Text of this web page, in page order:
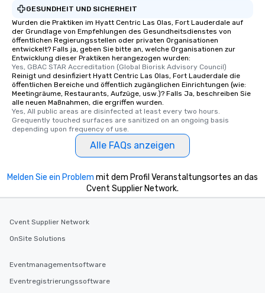
GESUNDHEIT UND SICHERHEIT
Wurden die Praktiken im Hyatt Centric Las Olas, Fort Lauderdale auf
der Grundlage von Empfehlungen des Gesundheitsdienstes von
öffentlichen Regierungsstellen oder privaten Organisationen
entwickelt? Falls ja, geben Sie bitte an, welche Organisationen zur
Entwicklung dieser Praktiken herangezogen wurden:
Yes, GBAC STAR Accreditation (Global Biorisk Advisory Council)
Reinigt und desinfiziert Hyatt Centric Las Olas, Fort Lauderdale die
öffentlichen Bereiche und öffentlich zugänglichen Einrichtungen (wie:
Meetingräume, Restaurants, Aufzüge, usw.)? Falls Ja, beschreiben Sie
alle neuen Maßnahmen, die ergriffen wurden.
Yes, All public areas are disinfected at least every two hours.
Grequently touched surfaces are sanitized on an ongoing basis
depending upon frequency of use.
Alle FAQs anzeigen
Melden Sie ein Problem mit dem Profil Veranstaltungsortes an das
Cvent Supplier Network.
Cvent Supplier Network
OnSite Solutions
Eventmanagementsoftware
Eventregistrierungssoftware